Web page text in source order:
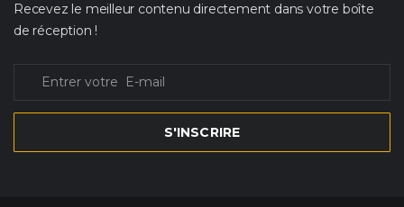
Recevez le meilleur contenu directement dans votre boîte
de réception !
S'INSCRIRE